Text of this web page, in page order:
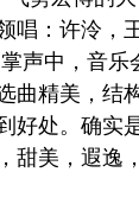
唱：许泠，
声中，音乐
曲精美，结
好处。确实
甜美，遐逸